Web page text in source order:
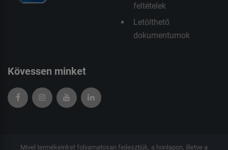
feltételek
Letölthető
dokumentumok
Kövessen minket
Mivel termékeinket folyamatosan fejlesztjük, a honlapon, illetve a